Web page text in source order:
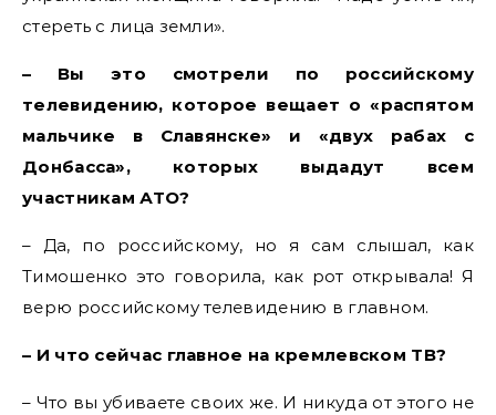
стереть с лица земли».
– Вы это смотрели по российскому
телевидению, которое вещает о «распятом
мальчике в Славянске» и «двух рабах с
Донбасса», которых выдадут всем
участникам АТО?
– Да, по российскому, но я сам слышал, как
Тимошенко это говорила, как рот открывала! Я
верю российскому телевидению в главном.
– И что сейчас главное на кремлевском ТВ?
– Что вы убиваете своих же. И никуда от этого не